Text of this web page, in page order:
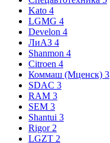
Kato 4
LGMG 4
Develon 4
ЛиАЗ 4
Shanmon 4
Citroen 4
Коммаш (Мценск) 3
SDAC 3
RAM 3
SEM 3
Shantui 3
Rigor 2
LGZT 2